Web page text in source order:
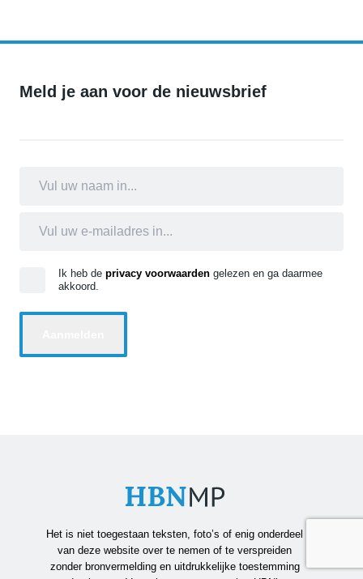
Meld je aan voor de nieuwsbrief
Ik heb de privacy voorwaarden gelezen en ga daarmee
akkoord.
Het is niet toegestaan teksten, foto’s of enig onderdeel
van deze website over te nemen of te verspreiden
zonder bronvermelding en uitdrukkelijke toestemming